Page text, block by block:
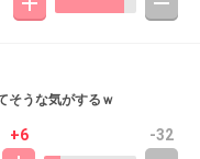
そうな気がするｗ
+6 -32